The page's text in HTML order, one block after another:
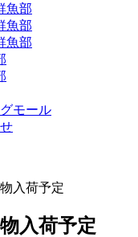
魚部
魚部
魚部
モール
入荷予定
入荷予定